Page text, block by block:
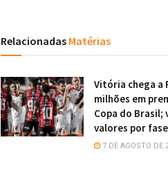
Relacionadas Matérias
Vitória chega a
milhões em
Copa do Brasil;
valores por fase
7 DE AGOSTO DE